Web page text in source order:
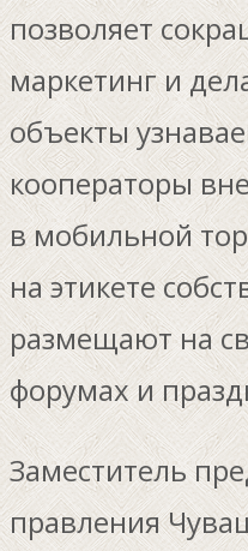
позволяет
маркетинг и
объекты
кооператоры
в мобильной
на этикете
размещают на
форумах и
Заместитель
правления